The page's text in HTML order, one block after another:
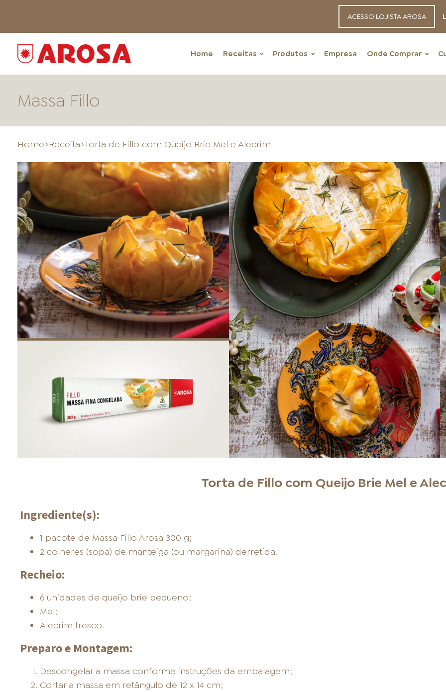
ACESSO LOJISTA AROSA
Home Receitas Produtos Empresa Onde Comprar
HOME
ONDE COMPRAR LOJAS AROSA
FOOD SERVICE EMPRESA
INVERNO SAC
Massa Fillo
Home>Receita>Torta de Fillo com Queijo Brie Mel e Alecrim
Torta de Fillo com Queijo Brie Mel e
Ingrediente(s):
1 pacote de Massa Fillo Arosa 300 g;
2 colheres (sopa) de manteiga (ou margarina) derretida.
Recheio:
6 unidades de queijo brie pequeno;
Mel;
Alecrim fresco.
Preparo e Montagem:
Descongelar a massa conforme instruções da embalagem;
Cortar a massa em retângulo de 12 x 14 cm;